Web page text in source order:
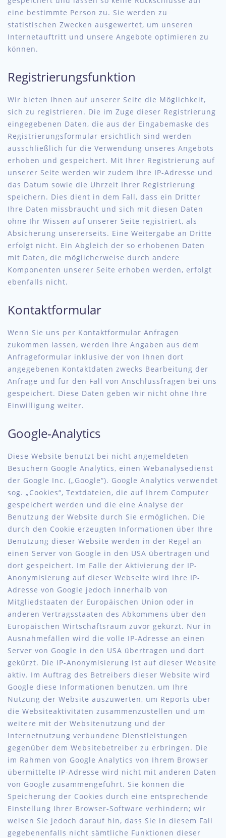
eine bestimmte Person zu. Sie werden zu
statistischen Zwecken ausgewertet, um unseren
Internetauftritt und unsere Angebote optimieren zu
können.
Registrierungsfunktion
Wir bieten Ihnen auf unserer Seite die Möglichkeit,
sich zu registrieren. Die im Zuge dieser Registrierung
eingegebenen Daten, die aus der Eingabemaske des
Registrierungsformular ersichtlich sind werden
ausschließlich für die Verwendung unseres Angebots
erhoben und gespeichert. Mit Ihrer Registrierung auf
unserer Seite werden wir zudem Ihre IP-Adresse und
das Datum sowie die Uhrzeit Ihrer Registrierung
speichern. Dies dient in dem Fall, dass ein Dritter
Ihre Daten missbraucht und sich mit diesen Daten
ohne Ihr Wissen auf unserer Seite registriert, als
Absicherung unsererseits. Eine Weitergabe an Dritte
erfolgt nicht. Ein Abgleich der so erhobenen Daten
mit Daten, die möglicherweise durch andere
Komponenten unserer Seite erhoben werden, erfolgt
ebenfalls nicht.
Kontaktformular
Wenn Sie uns per Kontaktformular Anfragen
zukommen lassen, werden Ihre Angaben aus dem
Anfrageformular inklusive der von Ihnen dort
angegebenen Kontaktdaten zwecks Bearbeitung der
Anfrage und für den Fall von Anschlussfragen bei uns
gespeichert. Diese Daten geben wir nicht ohne Ihre
Einwilligung weiter.
Google-Analytics
Diese Website benutzt bei nicht angemeldeten
Besuchern Google Analytics, einen Webanalysedienst
der Google Inc. („Google“). Google Analytics verwendet
sog. „Cookies“, Textdateien, die auf Ihrem Computer
gespeichert werden und die eine Analyse der
Benutzung der Website durch Sie ermöglichen. Die
durch den Cookie erzeugten Informationen über Ihre
Benutzung dieser Website werden in der Regel an
einen Server von Google in den USA übertragen und
dort gespeichert. Im Falle der Aktivierung der IP-
Anonymisierung auf dieser Webseite wird Ihre IP-
Adresse von Google jedoch innerhalb von
Mitgliedstaaten der Europäischen Union oder in
anderen Vertragsstaaten des Abkommens über den
Europäischen Wirtschaftsraum zuvor gekürzt. Nur in
Ausnahmefällen wird die volle IP-Adresse an einen
Server von Google in den USA übertragen und dort
gekürzt. Die IP-Anonymisierung ist auf dieser Website
aktiv. Im Auftrag des Betreibers dieser Website wird
Google diese Informationen benutzen, um Ihre
Nutzung der Website auszuwerten, um Reports über
die Websiteaktivitäten zusammenzustellen und um
weitere mit der Websitenutzung und der
Internetnutzung verbundene Dienstleistungen
gegenüber dem Websitebetreiber zu erbringen. Die
im Rahmen von Google Analytics von Ihrem Browser
übermittelte IP-Adresse wird nicht mit anderen Daten
von Google zusammengeführt. Sie können die
Speicherung der Cookies durch eine entsprechende
Einstellung Ihrer Browser-Software verhindern; wir
weisen Sie jedoch darauf hin, dass Sie in diesem Fall
gegebenenfalls nicht sämtliche Funktionen dieser